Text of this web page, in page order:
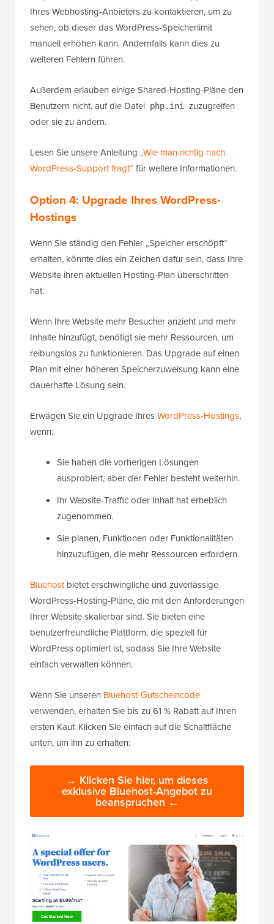
Ihres Webhosting-Anbieters zu kontaktieren, um zu
sehen, ob dieser das WordPress-Speicherlimit
manuell erhöhen kann. Andernfalls kann dies zu
weiteren Fehlern führen.
Außerdem erlauben einige Shared-Hosting-Pläne den
Benutzern nicht, auf die Datei php.ini
zuzugreifen
oder sie zu ändern.
Lesen Sie unsere Anleitung „Wie man richtig nach
WordPress-Support fragt“ für weitere Informationen.
Option 4: Upgrade Ihres WordPress-
Hostings
Wenn Sie ständig den Fehler „Speicher erschöpft“
erhalten, könnte dies ein Zeichen dafür sein, dass Ihre
Website ihren aktuellen Hosting-Plan überschritten
hat.
Wenn Ihre Website mehr Besucher anzieht und mehr
Inhalte hinzufügt, benötigt sie mehr Ressourcen, um
reibungslos zu funktionieren. Das Upgrade auf einen
Plan mit einer höheren Speicherzuweisung kann eine
dauerhafte Lösung sein.
Erwägen Sie ein Upgrade IhresWordPress-Hostings,
wenn:
Sie haben die vorherigen Lösungen
ausprobiert, aber der Fehler besteht weiterhin.
Ihr Website-Traffic oder Inhalt hat erheblich
zugenommen.
Sie planen, Funktionen oder Funktionalitäten
hinzuzufügen, die mehr Ressourcen erfordern.
Bluehostbietet erschwingliche und zuverlässige
WordPress-Hosting-Pläne, die mit den Anforderungen
Ihrer Website skalierbar sind. Sie bieten eine
benutzerfreundliche Plattform, die speziell für
WordPress optimiert ist, sodass Sie Ihre Website
einfach verwalten können.
Wenn Sie unseren Bluehost-Gutscheincode
verwenden, erhalten Sie bis zu 61 % Rabatt auf Ihren
ersten Kauf. Klicken Sie einfach auf die Schaltfläche
unten, um ihn zu erhalten:
→ Klicken Sie hier, um dieses
exklusive Bluehost-Angebot zu
beanspruchen ←